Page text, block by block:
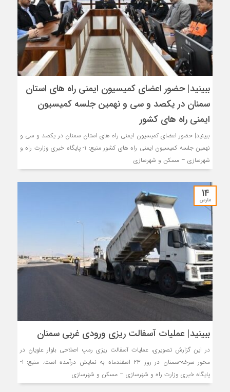
ببینید| حضور اعضای کمیسیون ایمنی راه های استان
سمنان در یکصد و سی و نهمین جلسه کمیسیون
ایمنی راه های کشور
ببینید| حضور اعضای کمیسیون ایمنی راه های استان سمنان در یکصد و سی و
نهمین جلسه کمیسیون ایمنی راه های کشور منبع: 1- پایگاه خبری وزارت راه و
شهرسازی – مسکن و شهرسازی
14
مارس
ببینید| عملیات آسفالت ریزی ورودی غربی سمنان
در این گزارش تصویری، عملیات آسفالت ریزی رمپ اصلاحی بلوار علویان در
محور سرخه-سمنان در روز ۲۳ اسفندماه به نمایش درآمده است. منبع: 1-
پایگاه خبری وزارت راه و شهرسازی – مسکن و شهرسازی